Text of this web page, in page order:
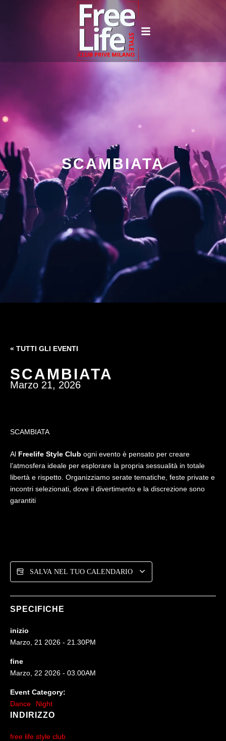
SCAMBIATA
« TUTTI GLI EVENTI
SCAMBIATA
Marzo 21, 2026
SCAMBIATA
Al Freelife Style Club ogni evento è pensato per creare
l’atmosfera ideale per esplorare la propria sessualità in totale
libertà e rispetto. Organizziamo serate tematiche, feste private e
incontri selezionati, dove il divertimento e la discrezione sono
garantiti
SALVA NEL TUO CALENDARIO
SPECIFICHE
inizio
Marzo, 21 2026 - 21.30PM
fine
Marzo, 22 2026 - 03.00AM
Event Category:
Dance
Night
INDIRIZZO
free life style club